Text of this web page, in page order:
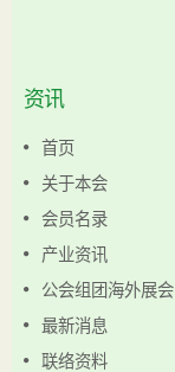
资讯
首页
关于本会
会员名录
产业资讯
公会组团海外展会
最新消息
联络资料